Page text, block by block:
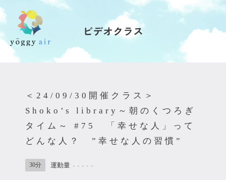
受講の流れ
インストラクター一覧
FAQ / お問い合わせ
yoggy store
ビデオクラス
＜24/09/30開催クラス＞
Shoko’s library～朝のくつろぎ
タイム～ #75 「幸せな人」って
どんな人？ ”幸せな人の習慣”
30分 運動量 ● ● ● ● ●